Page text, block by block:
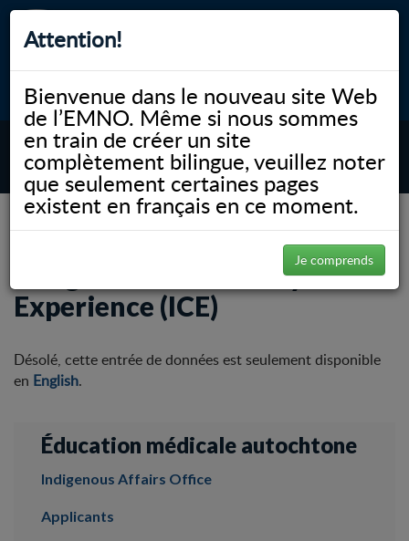
Attention!
Bienvenue dans le nouveau site Web
de l’EMNO. Même si nous sommes
en train de créer un site
complètement bilingue, veuillez noter
que seulement certaines pages
existent en français en ce moment.
Je comprends
myNOSM Accessibilité A- A+ English
MENU
NOSM.ca Communauté
Éducation médicale autochtone
Integrated Community
Experience (ICE)
Désolé, cette entrée de données est seulement disponible
en English.
Éducation médicale autochtone
Indigenous Affairs Office
Applicants